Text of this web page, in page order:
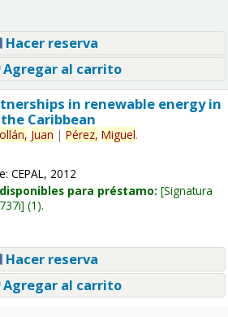
Hacer reserva
Agregar al carrito
in renewable energy in
Caribbean
Juan | Pérez, Miguel.
CEPAL, 2012
para préstamo: Signatura
(1).
Hacer reserva
Agregar al carrito